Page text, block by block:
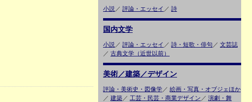
小説／ 評論・エッセイ ／ 詩
国内文学
小説／ 評論・エッセイ ／ 詩・短歌・俳句 ／ 文芸誌
／ 古典文学（近世以前）
美術／建築／デザイン
評論・美術史・図像学／ 絵画・写真・オブジェほか
／ 建築／ 工芸・民芸・商業デザイン ／ 演劇・舞